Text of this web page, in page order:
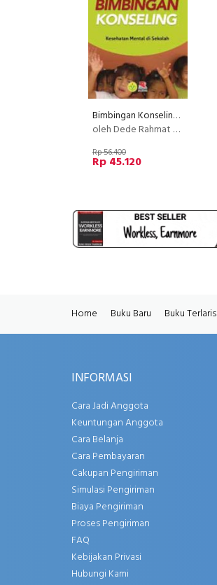
Bimbingan Konseling Kesehatan Mental di Sekolah
oleh Dede Rahmat Hidayat, Dr., dan Herdi, M.Pd.
Rp 56.400
Rp 45.120
Home Buku Baru Buku Terlaris
INFORMASI
Cara Jadi Anggota
Keuntungan Anggota
Cara Belanja
Cara Pembayaran
Cakupan Pengiriman
Simulasi Pengiriman
Biaya Pengiriman
Proses Pengiriman
FAQ
Kebijakan Privasi
Hubungi Kami